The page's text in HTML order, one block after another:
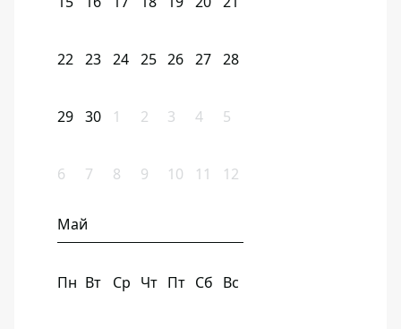
22 23 24 25 26 27 28
29 30 1 2 3 4 5
6 7 8 9 10 11 12
Май
Пн Вт Ср Чт Пт Сб Вс